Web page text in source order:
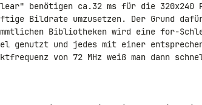
benötigen ca.32 ms für die 320x240
Bildrate umzusetzen. Der Grund
Bibliotheken wird eine for-
genutzt und jedes mit einer
von 72 MHz weiß man dann